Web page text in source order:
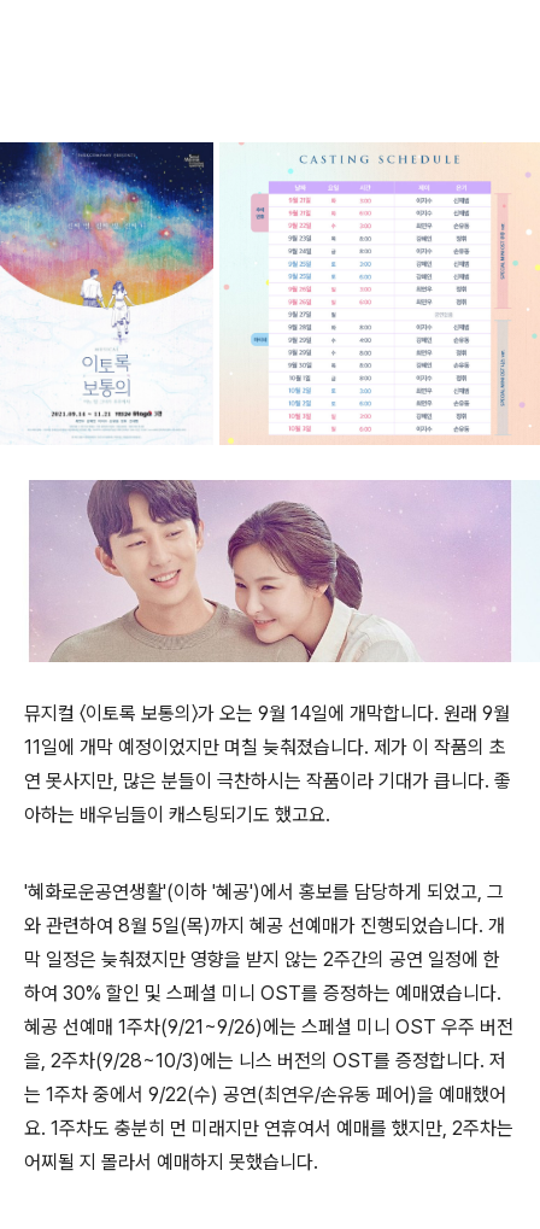
뮤지컬 〈이토록 보통의〉가 오는 9월 14일에 개막합니다. 원래 9월
11일에 개막 예정이었지만 며칠 늦춰졌습니다. 제가 이 작품의 초
연 못사지만, 많은 분들이 극찬하시는 작품이라 기대가 큽니다. 좋
아하는 배우님들이 캐스팅되기도 했고요.
'혜화로운공연생활'(이하 '혜공')에서 홍보를 담당하게 되었고, 그
와 관련하여 8월 5일(목)까지 혜공 선예매가 진행되었습니다. 개
막 일정은 늦춰졌지만 영향을 받지 않는 2주간의 공연 일정에 한
하여 30% 할인 및 스페셜 미니 OST를 증정하는 예매였습니다.
혜공 선예매 1주차(9/21~9/26)에는 스페셜 미니 OST 우주 버전
을, 2주차(9/28~10/3)에는 니스 버전의 OST를 증정합니다. 저
는 1주차 중에서 9/22(수) 공연(최연우/손유동 페어)을 예매했어
요. 1주차도 충분히 먼 미래지만 연휴여서 예매를 했지만, 2주차는
어찌될 지 몰라서 예매하지 못했습니다.